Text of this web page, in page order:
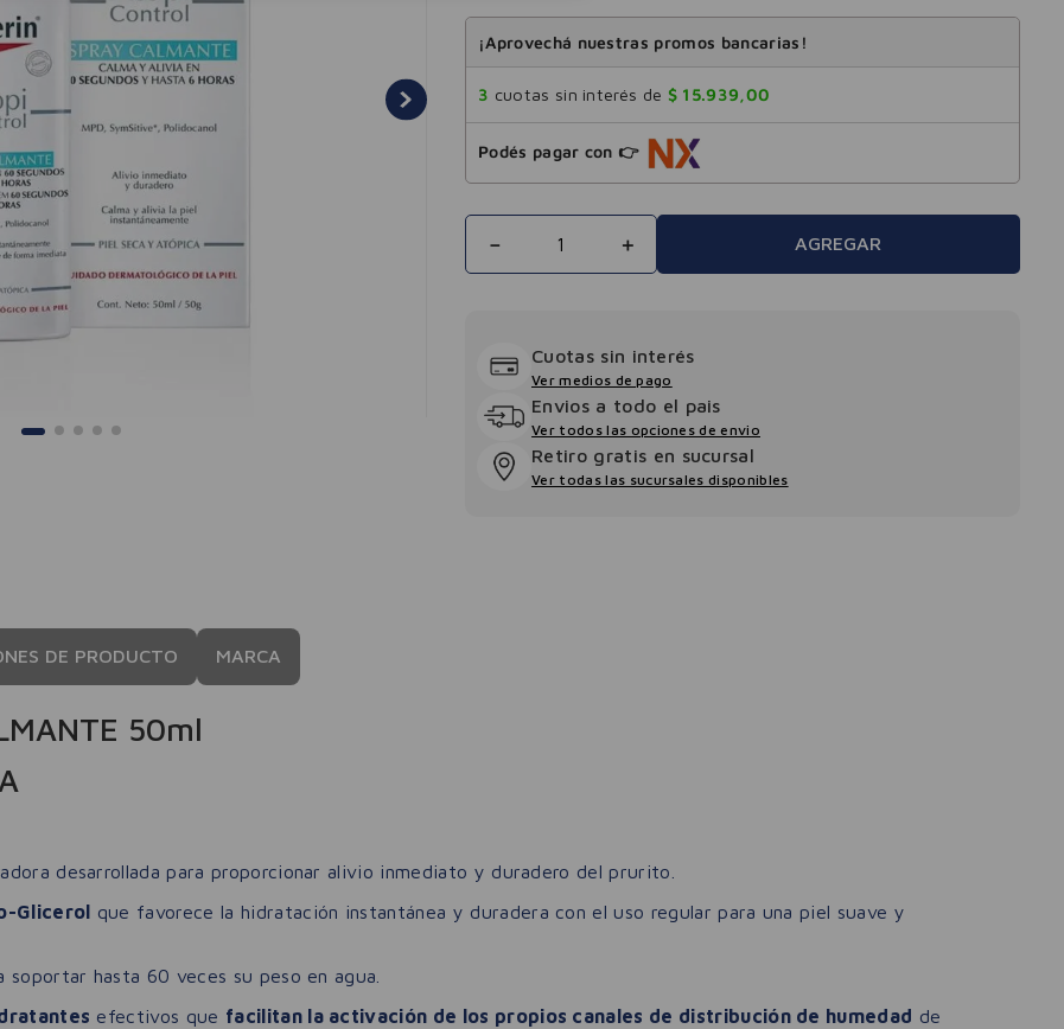
¡Aprovechá nuestras promos bancarias!
3 cuotas sin interés de $ 15.939,00
Podés pagar con 👉
＋
－ AGREGAR
Cuotas sin interés
Ver medios de pago
Envios a todo el pais
Ver todos las opciones de envio
Retiro gratis en sucursal
Ver todas las sucursales disponibles
DE PRODUCTO MARCA
50ml
desarrollada para proporcionar alivio inmediato y duradero del prurito.
Glicerol que favorece la hidratación instantánea y duradera con el uso regular para una piel suave y
hasta 60 veces su peso en agua.
efectivos que facilitan la activación de los propios canales de distribución de humedad de